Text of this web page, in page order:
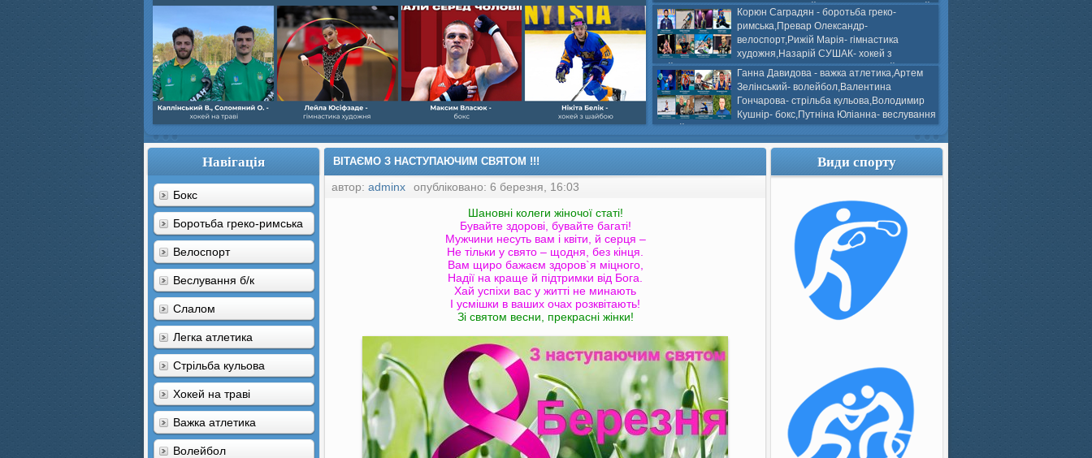
Олександр- велоспорт,Каплінський Володимир, Соломяний
Олександр- хокей на траві,Лейла Юсіфзаде- гімнастика
художня,Максим Власюк- бокс,Нікіта БЕЛІК- хокей з шайбою.
Корюн Саградян - боротьба греко-
римська,Превар Олександр-
велоспорт,Рижій Марія- гімнастика
художня,Назарій СУШАК- хокей з
шайбою,Ігор Бичков- боротьба греко-римська,Сергій
Колісник- важка атлетика,Вікторія Добротворська-
веслвальний слалом,Валерія Якушева - волейбол.
Ганна Давидова - важка атлетика,Артем
Зелінський- волейбол,Валентина
Гончарова- стрільба кульова,Володимир
Кушнір- бокс,Путніна Юліанна- веслування
на байдарках і каное,Моїсеєнко Марія- стрільба
кульова,Селезньов Г. веслування на байдарках і
Навігація
Бокс
Боротьба греко-римська
Велоспорт
Веслування б/к
Cлалом
Легка атлетика
Стрільба кульова
Хокей на траві
Важка атлетика
Волейбол
ВІТАЄМО З НАСТУПАЮЧИМ СВЯТОМ !!!
автор: adminx
опубліковано: 6 березня, 16:03
Шановні колеги жіночої статі!
Бувайте здорові, бувайте багаті!
Мужчини несуть вам і квіти, й серця –
Не тільки у свято – щодня, без кінця.
Вам щиро бажаєм здоров`я міцного,
Надії на краще й підтримки від Бога.
Хай успіхи вас у житті не минають
І усмішки в ваших очах розквітають!
Зі святом весни, прекрасні жінки!
Види спорту